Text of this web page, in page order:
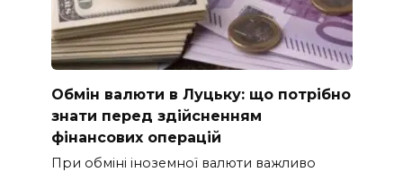
Обмін валюти в Луцьку: що потрібно
знати перед здійсненням
фінансових операцій
При обміні іноземної валюти важливо